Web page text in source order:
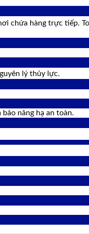
chứa hàng trực tiếp.
lý thủy lực.
nâng hạ an toàn.